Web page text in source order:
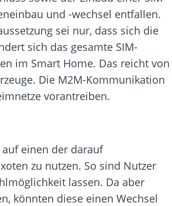
und -wechsel entfallen.
sei nur, dass sich die
sich das gesamte SIM-
im Smart Home. Das reicht von
Die M2M-Kommunikation
vorantreiben.
einen der darauf
zu nutzen. So sind Nutzer
lassen. Da aber
könnten diese einen Wechsel